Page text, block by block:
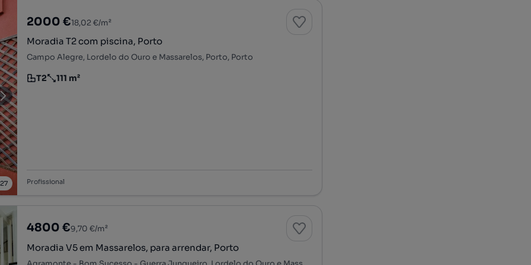
27
2000 €18,02 €/m²
Moradia T2 com piscina, Porto
Campo Alegre, Lordelo do Ouro e Massarelos, Porto, Porto
Tipologia
T2
Preço por metro quadrado
111 m²
Profissional
4800 €9,70 €/m²
Moradia V5 em Massarelos, para arrendar, Porto